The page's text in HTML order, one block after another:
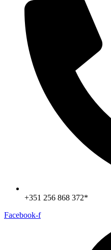
+351 256 868 372*
Facebook-f